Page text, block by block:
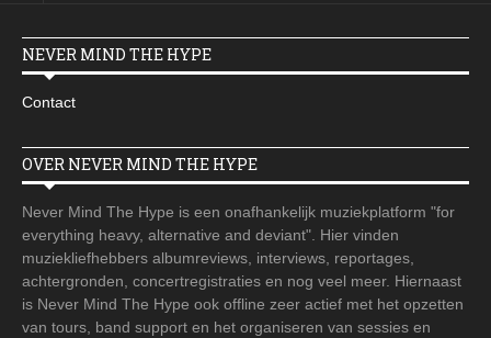
NEVER MIND THE HYPE
Contact
OVER NEVER MIND THE HYPE
Never Mind The Hype is een onafhankelijk muziekplatform "for
everything heavy, alternative and deviant". Hier vinden
muziekliefhebbers albumreviews, interviews, reportages,
achtergronden, concertregistraties en nog veel meer. Hiernaast
is Never Mind The Hype ook offline zeer actief met het opzetten
van tours, band support en het organiseren van sessies en